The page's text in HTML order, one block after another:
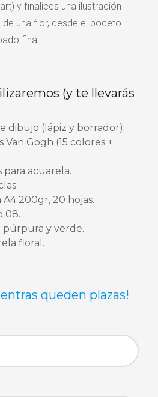
y finalices una ilustración
una flor, desde el boceto
final.
(y te llevarás
dibujo (lápiz y borrador).
Van Gogh (15 colores +
para acuarela.
200gr, 20 hojas.
08.
púrpura y verde.
floral.
queden plazas!